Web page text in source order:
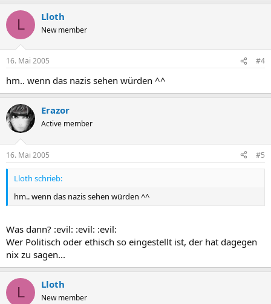
L Lloth
New member
16. Mai 2005 #4
hm.. wenn das nazis sehen würden ^^
Erazor
Active member
16. Mai 2005 #5
Lloth schrieb:
hm.. wenn das nazis sehen würden ^^
Was dann? :evil: :evil: :evil:
Wer Politisch oder ethisch so eingestellt ist, der hat dagegen
nix zu sagen...
L Lloth
New member